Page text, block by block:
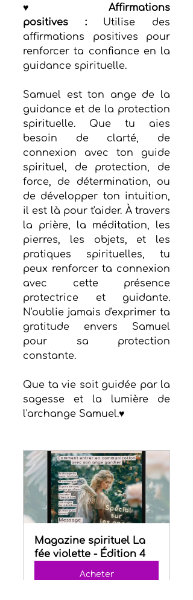
♥ Affirmations
positives : Utilise des
affirmations positives pour
renforcer ta confiance en la
guidance spirituelle.
Samuel est ton ange de la
guidance et de la protection
spirituelle. Que tu aies
besoin de clarté, de
connexion avec ton guide
spirituel, de protection, de
force, de détermination, ou
de développer ton intuition,
il est là pour t'aider. À travers
la prière, la méditation, les
pierres, les objets, et les
pratiques spirituelles, tu
peux renforcer ta connexion
avec cette présence
protectrice et guidante.
N'oublie jamais d'exprimer ta
gratitude envers Samuel
pour sa protection
constante.
Que ta vie soit guidée par la
sagesse et la lumière de
l'archange Samuel.♥
Magazine spirituel La
fée violette - Édition 4
Acheter